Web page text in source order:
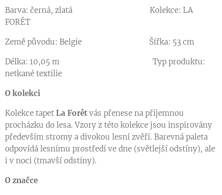
Barva: černá, zlatá Kolekce: LA
FORÊT
Země původu: Belgie Šířka: 53 cm
Délka: 10,05 m Typ produktu:
netkané textilie
O kolekci
Kolekce tapet La Forêt vás přenese na příjemnou
procházku do lesa. Vzory z této kolekce jsou inspirovány
především stromy a divokou lesní zvěří. Barevná paleta
odpovídá lesnímu prostředí ve dne (světlejší odstíny), ale
i v noci (tmavší odstíny).
O značce